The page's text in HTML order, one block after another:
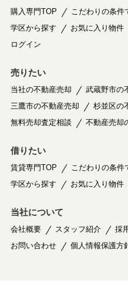
購入専門TOP こだわりの条件
学区から探す
お気に入り物件
ログイン
売りたい
当社の不動産売却
武蔵野市の
三鷹市の不動産売却
杉並区の
無料売却査定相談
不動産売却
借りたい
賃貸専門TOP こだわりの条件
学区から探す
お気に入り物件
当社について
会社概要 スタッフ紹介 採
お問い合わせ
個人情報保護方